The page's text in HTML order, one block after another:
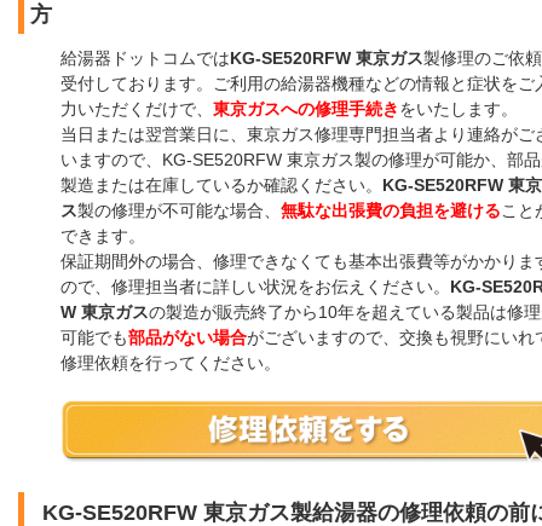
方
給湯器ドットコムではKG-SE520RFW 東京ガス製修理のご依
受付しております。ご利用の給湯器機種などの情報と症状をご
力いただくだけで、 東京ガスへの修理手続きをいたします。
当日または翌営業日に、東京ガス修理専門担当者より連絡がご
いますので、KG-SE520RFW 東京ガス製の修理が可能か、部
製造または在庫しているか確認ください。 KG-SE520RFW 東
ス製の修理が不可能な場合、 無駄な出張費の負担を避けること
できます。
保証期間外の場合、修理できなくても基本出張費等がかかりま
ので、修理担当者に詳しい状況をお伝えください。 KG-
W 東京ガスの製造が販売終了から10年を超えている製品は修
可能でも部品がない場合がございますので、交換も視野にいれ
修理依頼を行ってください。
KG-SE520RFW 東京ガス製給湯器の修理依頼の前